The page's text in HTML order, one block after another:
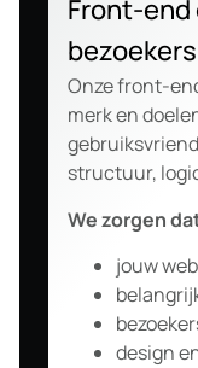
Front-
Onze front-
merk en
structuur,
We zorgen
jouw
design